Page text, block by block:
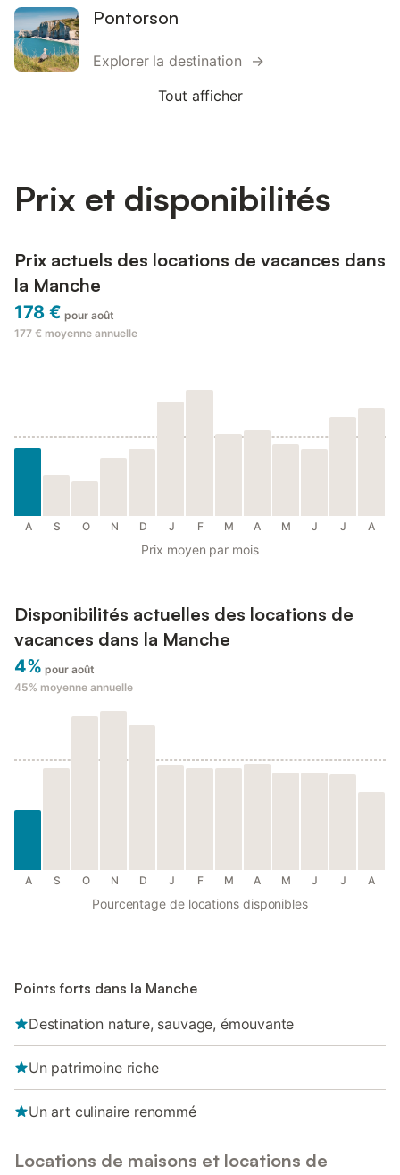
Pontorson
Explorer la destination →
Tout afficher
Prix et disponibilités
Prix actuels des locations de vacances dans
la Manche
178 € pour août
177 € moyenne annuelle
A S O N D J F M A M J J A
Prix moyen par mois
Disponibilités actuelles des locations de
vacances dans la Manche
4% pour août
45% moyenne annuelle
A S O N D J F M A M J J A
Pourcentage de locations disponibles
Points forts dans la Manche
Destination nature, sauvage, émouvante
Un patrimoine riche
Un art culinaire renommé
Locations de maisons et locations de